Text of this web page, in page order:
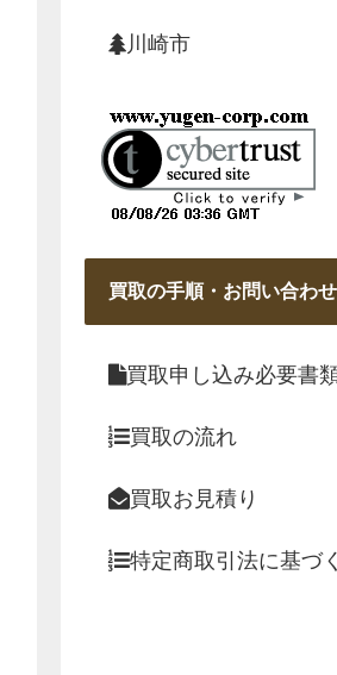
川崎市
買取の手順・お問い合わせ
買取申し込み必要書
買取の流れ
買取お見積り
特定商取引法に基づ